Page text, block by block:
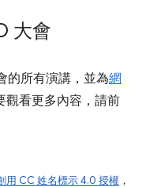
大會
的所有演講，並為網
觀看更多內容，請前
用 CC 姓名標示 4.0 授權 ，